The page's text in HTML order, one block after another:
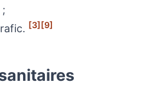
[3][9]